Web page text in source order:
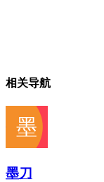
相关导航
墨刀